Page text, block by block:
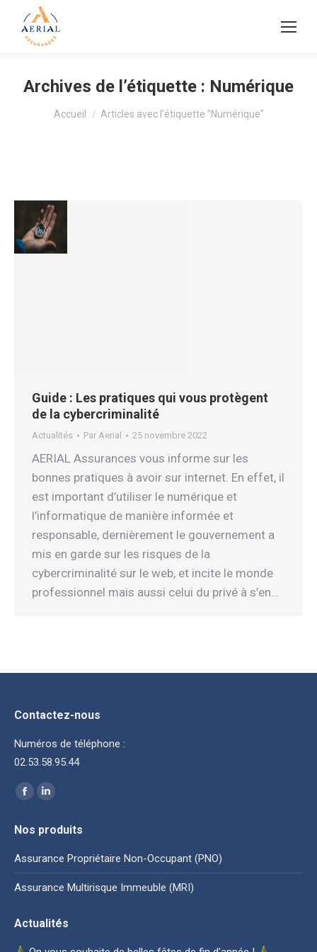
Archives de l’étiquette : Numérique
Vous êtes ici :
Accueil Articles avec l’étiquette "Numérique"
Guide : Les pratiques qui vous protègent
de la cybercriminalité
Actualités Par Aerial 25 novembre 2022
AERIAL Assurances vous informe sur les
bonnes pratiques à avoir sur internet. En effet, il
est important d’utiliser le numérique et
l’informatique de manière informée et
responsable, dernièrement le gouvernement a
mis en garde sur les risques de la
cybercriminalité sur le web, et incite le monde
professionnel mais aussi celui du privé à s’en…
Contactez-nous
Numéros de téléphone :
02.53.58.95.44
Trouvez nous sur :
La
Facebook
s'ouvre
dans
une
fenêtre
La
LinkedIn
s'ouvre
dans
une
fenêtre
Nos produits
Assurance Propriétaire Non-Occupant (PNO)
Assurance Multirisque Immeuble (MRI)
Actualités